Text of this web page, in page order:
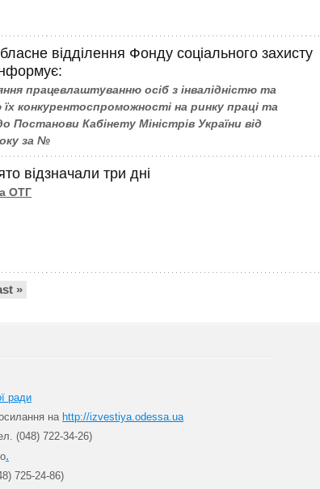
відділення Фонду соціального захисту
працевлаштуванню осіб з інвалідністю та
конкурентоспроможності на ринку праці та
Постанови Кабінету Міністрів України від
за №
відзначали три дні
ОТГ
»
ради
на http://izvestiya.odessa.ua
(048) 722-34-26)
.
725-24-86)